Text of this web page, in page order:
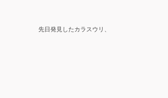
先日発見したカラスウリ、